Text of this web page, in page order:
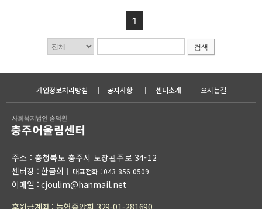
1
검색
개인정보처리방침 ｜ 공지사항 ｜ 센터소개 ｜ 오시는길
주소 : 충청북도 충주시 도장관주로 34-12
센터장 : 한금희 ｜ 대표전화 : 043-856-0509
이메일 : cjoulim@hanmail.net
후원금계좌 : 농협중앙회 329-01-281690